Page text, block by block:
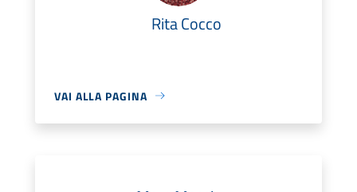
Rita Cocco
VAI ALLA PAGINA